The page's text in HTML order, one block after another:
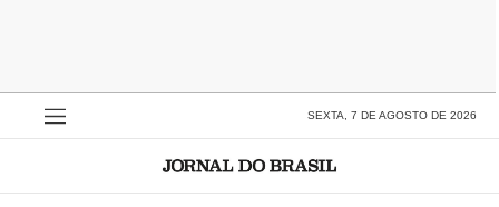
SEXTA, 7 DE AGOSTO DE 2026